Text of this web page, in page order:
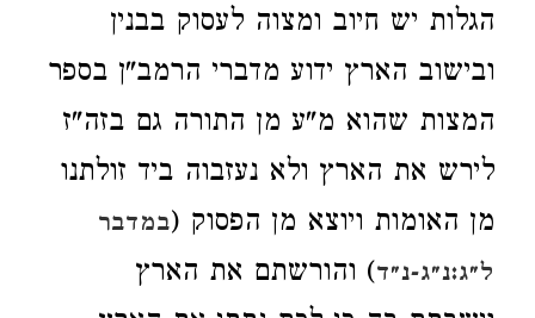
הגלות יש חיוב ומצוה לעסוק בבנין
ובישוב הארץ ידוע מדברי הרמב"ן בספר
המצות שהוא מ"ע מן התורה גם בזה"ז
לירש את הארץ ולא נעזבוה ביד זולתנו
מן האומות ויוצא מן הפסוק (במדבר
ל״ג:נ״ג-נ״ד) והורשתם את הארץ